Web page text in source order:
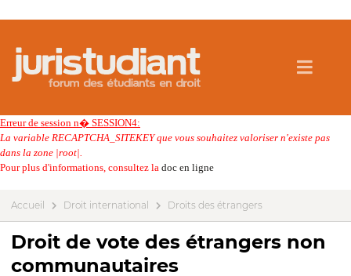
Erreur de session n� SESSION4:
La variable RECAPTCHA_SITEKEY que vous souhaitez valoriser n'existe pas
dans la zone |root|.
Pour plus d'informations, consultez la doc en ligne
Accueil Droit international Droits des étrangers
Droit de vote des étrangers non
communautaires